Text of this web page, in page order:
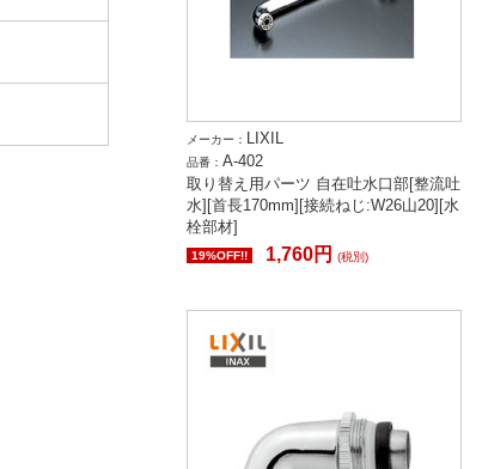
メーカー： LIXIL
品番： A-402
取り替え用パーツ 自在吐水口部[整流吐
水][首長170mm][接続ねじ:W26山20][水
栓部材]
19%OFF!! 1,760円 (税別)